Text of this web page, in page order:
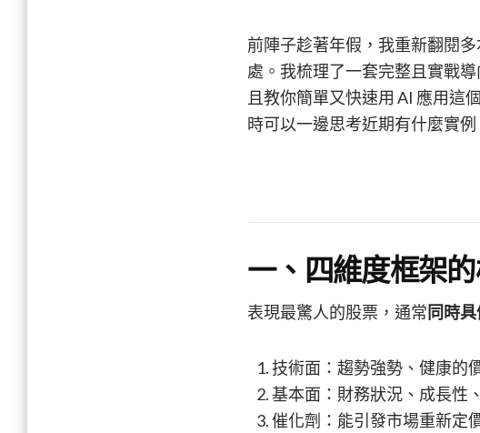
前陣子趁著年假，我重新翻閱
處。我梳理了一套完整且實戰
且教你簡單又快速用 AI 應用這
時可以一邊思考近期有什麼實例
一、四維度框架的
表現最驚人的股票，通常同時
技術面：趨勢強勢、健康的
基本面：財務狀況、成長性
催化劑：能引發市場重新定